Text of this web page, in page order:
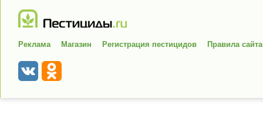
Реклама Магазин Регистрация пестицидов Правила сайта